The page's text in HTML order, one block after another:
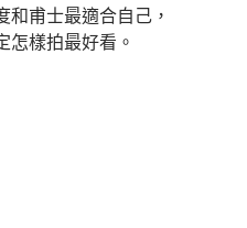
和甫士最適合自己，
怎樣拍最好看。